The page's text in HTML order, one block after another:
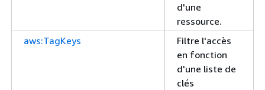
d'une
ressource.
aws:TagKeys
Filtre l'accès
en fonction
d'une liste de
clés